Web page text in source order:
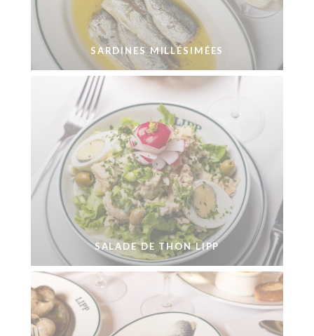
SARDINES MILLÉSIMÉES
SALADE DE THON LIPP